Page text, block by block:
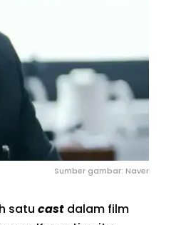
Sumber gambar: Naver
satu cast dalam film